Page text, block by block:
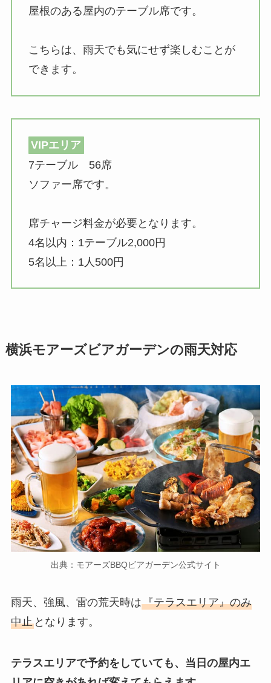
屋根のある屋内のテーブル席です。
こちらは、雨天でも気にせず楽しむことが
できます。
VIPエリア
7テーブル 56席
ソファー席です。
席チャージ料金が必要となります。
4名以内：1テーブル2,000円
5名以上：1人500円
横浜モアーズビアガーデンの雨天対応
出典：モアーズBBQビアガーデン公式サイト
雨天、強風、雷の荒天時は『テラスエリア』のみ
中止となります。
テラスエリアで予約をしていても、当日の屋内エ